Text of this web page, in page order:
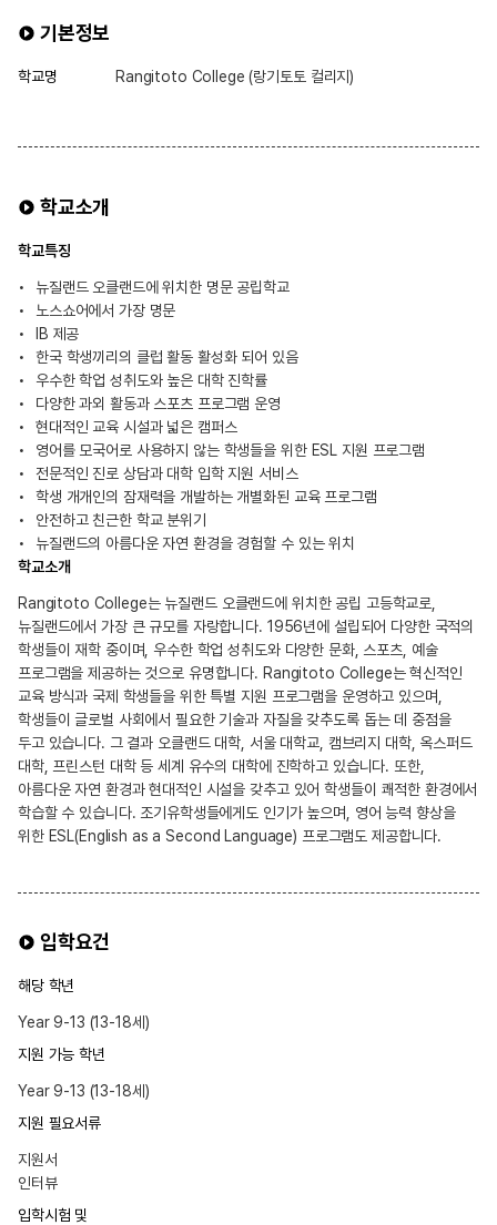
기본정보
학교명 Rangitoto College (랑기토토 컬리지)
학교소개
학교특징
뉴질랜드 오클랜드에 위치한 명문 공립학교
노스쇼어에서 가장 명문
IB 제공
한국 학생끼리의 클럽 활동 활성화 되어 있음
우수한 학업 성취도와 높은 대학 진학률
다양한 과외 활동과 스포츠 프로그램 운영
현대적인 교육 시설과 넓은 캠퍼스
영어를 모국어로 사용하지 않는 학생들을 위한 ESL 지원 프로그램
전문적인 진로 상담과 대학 입학 지원 서비스
학생 개개인의 잠재력을 개발하는 개별화된 교육 프로그램
안전하고 친근한 학교 분위기
뉴질랜드의 아름다운 자연 환경을 경험할 수 있는 위치
학교소개
Rangitoto College는 뉴질랜드 오클랜드에 위치한 공립 고등학교로,
뉴질랜드에서 가장 큰 규모를 자랑합니다. 1956년에 설립되어 다양한 국적의
학생들이 재학 중이며, 우수한 학업 성취도와 다양한 문화, 스포츠, 예술
프로그램을 제공하는 것으로 유명합니다. Rangitoto College는 혁신적인
교육 방식과 국제 학생들을 위한 특별 지원 프로그램을 운영하고 있으며,
학생들이 글로벌 사회에서 필요한 기술과 자질을 갖추도록 돕는 데 중점을
두고 있습니다. 그 결과 오클랜드 대학, 서울 대학교, 캠브리지 대학, 옥스퍼드
대학, 프린스턴 대학 등 세계 유수의 대학에 진학하고 있습니다. 또한,
아름다운 자연 환경과 현대적인 시설을 갖추고 있어 학생들이 쾌적한 환경에서
학습할 수 있습니다. 조기유학생들에게도 인기가 높으며, 영어 능력 향상을
위한 ESL(English as a Second Language) 프로그램도 제공합니다.
입학요건
해당 학년
Year 9-13 (13-18세)
지원 가능 학년
Year 9-13 (13-18세)
지원 필요서류
지원서
인터뷰
입학시험 및